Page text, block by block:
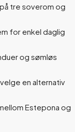
tre soverom og
for enkel daglig
og sømløs
en alternativ
Estepona og